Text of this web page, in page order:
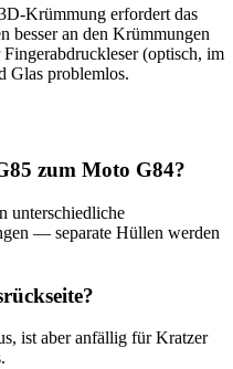
Krümmung erfordert das
besser an den Krümmungen
(optisch, im
Glas problemlos.
zum Moto G84?
unterschiedliche
— separate Hüllen werden
ist aber anfällig für Kratzer